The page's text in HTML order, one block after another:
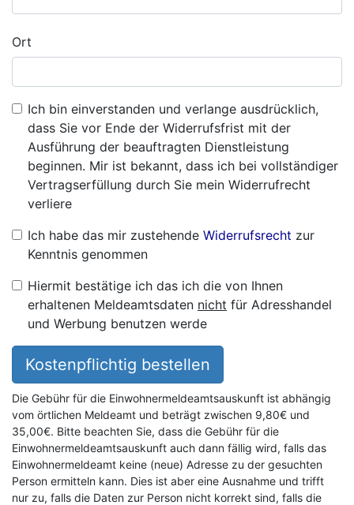
Ort
Ich bin einverstanden und verlange ausdrücklich,
dass Sie vor Ende der Widerrufsfrist mit der
Ausführung der beauftragten Dienstleistung
beginnen. Mir ist bekannt, dass ich bei vollständiger
Vertragserfüllung durch Sie mein Widerrufrecht
verliere
Ich habe das mir zustehende Widerrufsrecht zur
Kenntnis genommen
Hiermit bestätige ich das ich die von Ihnen
erhaltenen Meldeamtsdaten nicht für Adresshandel
und Werbung benutzen werde
Kostenpflichtig bestellen
Die Gebühr für die Einwohnermeldeamtsauskunft ist abhängig
vom örtlichen Meldeamt und beträgt zwischen 9,80€ und
35,00€. Bitte beachten Sie, dass die Gebühr für die
Einwohnermeldeamtsauskunft auch dann fällig wird, falls das
Einwohnermeldeamt keine (neue) Adresse zu der gesuchten
Person ermitteln kann. Dies ist aber eine Ausnahme und trifft
nur zu, falls die Daten zur Person nicht korrekt sind, falls die